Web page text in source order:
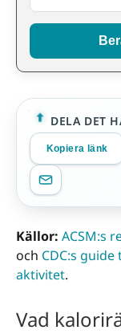
DELA DET
Kopiera länk
Källor: ACSM:s
och CDC:s
aktivitet.
Vad